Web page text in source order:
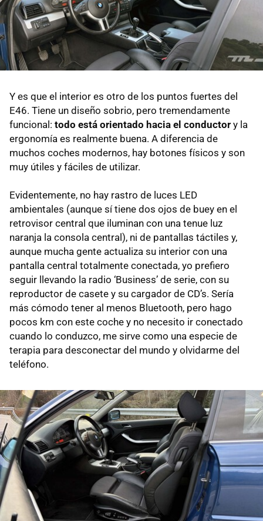
Y es que el interior es otro de los puntos fuertes del
E46. Tiene un diseño sobrio, pero tremendamente
funcional: todo está orientado hacia el conductor y la
ergonomía es realmente buena. A diferencia de
muchos coches modernos, hay botones físicos y son
muy útiles y fáciles de utilizar.
Evidentemente, no hay rastro de luces LED
ambientales (aunque sí tiene dos ojos de buey en el
retrovisor central que iluminan con una tenue luz
naranja la consola central), ni de pantallas táctiles y,
aunque mucha gente actualiza su interior con una
pantalla central totalmente conectada, yo prefiero
seguir llevando la radio ‘Business’ de serie, con su
reproductor de casete y su cargador de CD’s. Sería
más cómodo tener al menos Bluetooth, pero hago
pocos km con este coche y no necesito ir conectado
cuando lo conduzco, me sirve como una especie de
terapia para desconectar del mundo y olvidarme del
teléfono.